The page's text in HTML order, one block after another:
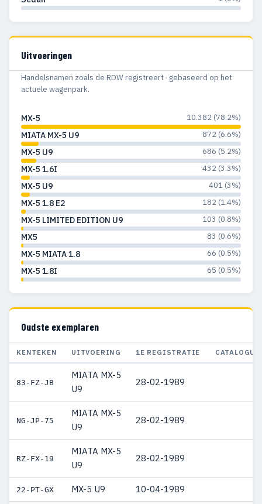
Uitvoeringen
Handelsnamen zoals de RDW registreert · gebaseerd op het
actuele wagenpark.
MX-5 10.382 (78.2%)
MIATA MX-5 U9 872 (6.6%)
MX-5 U9 686 (5.2%)
MX-5 1.6I 432 (3.3%)
MX-5 U9 401 (3%)
MX-5 1.8 E2 182 (1.4%)
MX-5 LIMITED EDITION U9 103 (0.8%)
MX5 83 (0.6%)
MX-5 MIATA 1.8 66 (0.5%)
MX-5 1.8I 65 (0.5%)
Oudste exemplaren
KENTEKEN UITVOERING 1E REGISTRATIE
83-FZ-JB
MIATA MX-5
U9
28-02-1989
NG-JP-75
MIATA MX-5
U9
28-02-1989
RZ-FX-19
MIATA MX-5
U9
28-02-1989
22-PT-GX MX-5 U9 10-04-1989